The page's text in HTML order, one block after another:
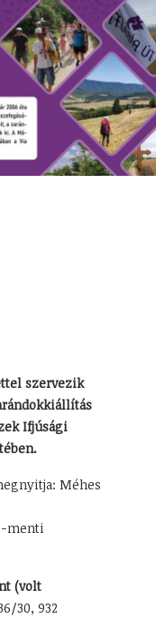
szervezik
Ifjúsági
Méhes
menti
(volt
30, 932